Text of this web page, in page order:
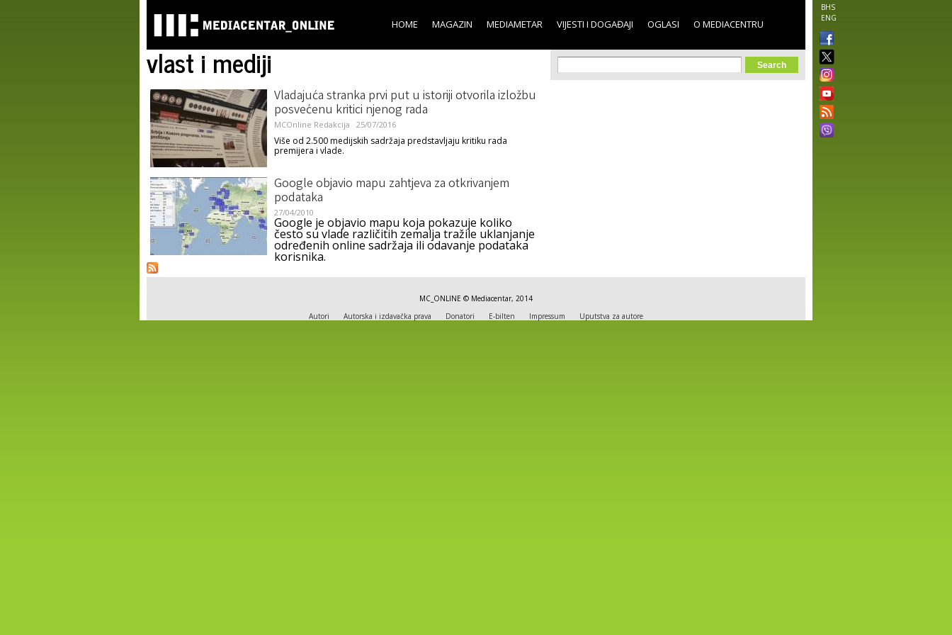
main
content
BHS
ENG
HOME MAGAZIN MEDIAMETAR VIJESTI I DOGAĐAJI OGLASI O MEDIACENTRU
vlast i mediji
Vladajuća stranka prvi put u istoriji otvorila izložbu
posvećenu kritici njenog rada
MCOnline Redakcija 25/07/2016
Više od 2.500 medijskih sadržaja predstavljaju kritiku rada
premijera i vlade.
Google objavio mapu zahtjeva za otkrivanjem
podataka
27/04/2010
Google je objavio mapu koja pokazuje koliko
često su vlade različitih zemalja tražile uklanjanje
određenih online sadržaja ili odavanje podataka
korisnika.
Search form
Search
MC_ONLINE © Mediacentar, 2014
Autori
Autorska i izdavačka prava Donatori E-bilten Impressum Uputstva za autore